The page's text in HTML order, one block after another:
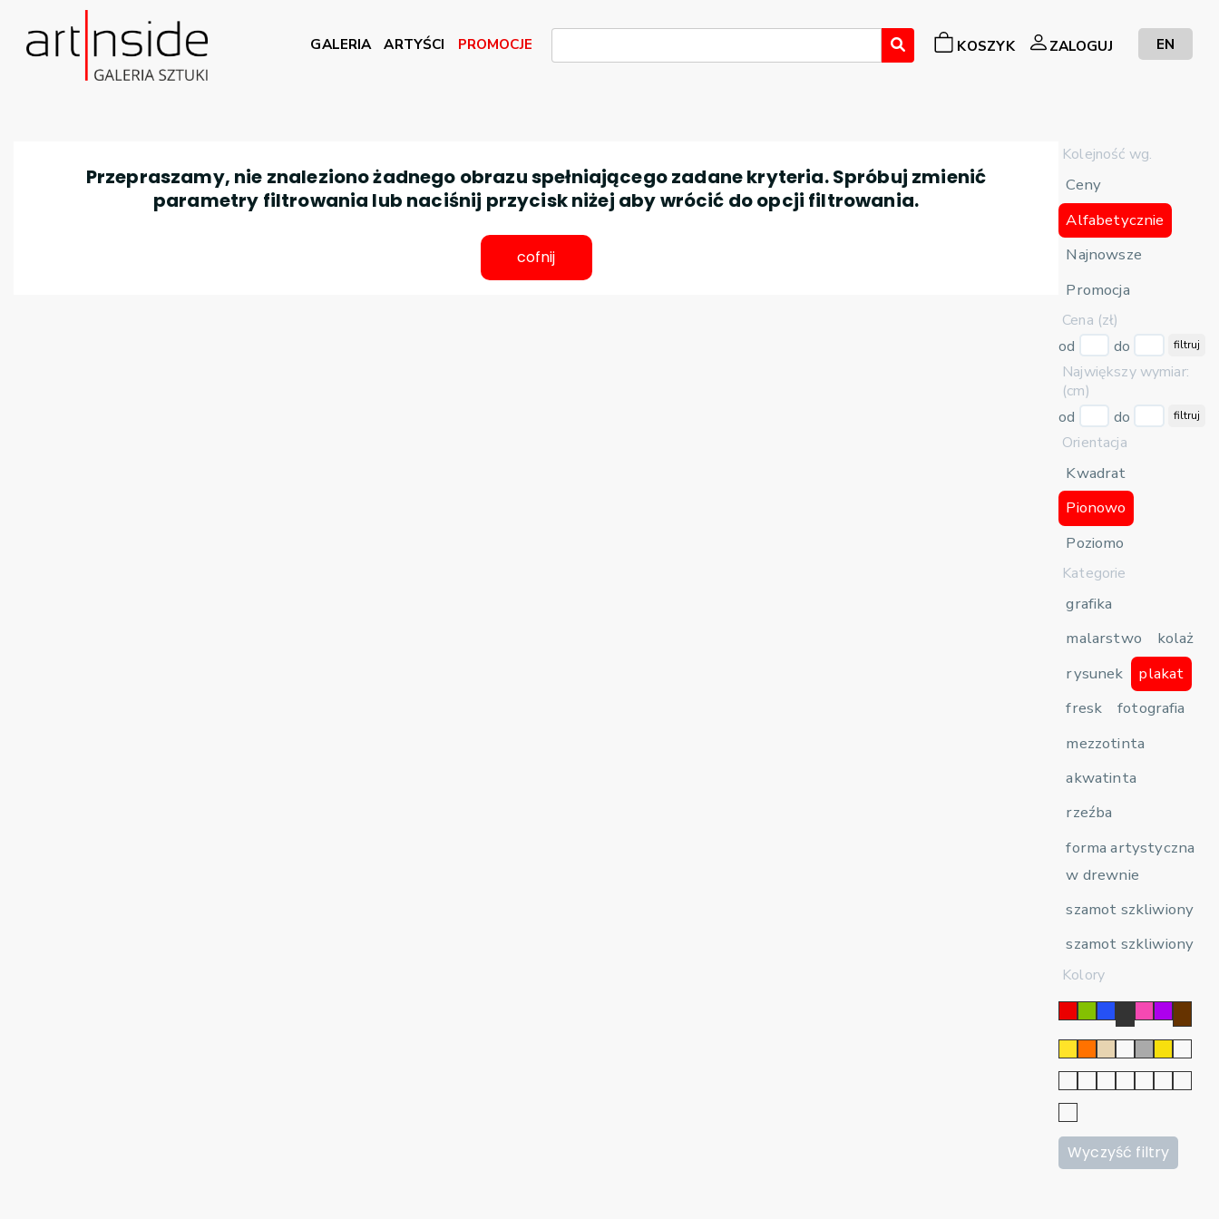
GALERIA ARTYŚCI PROMOCJE KOSZYK ZALOGUJ EN
Kolejność wg.
Ceny
Alfabetycznie
Najnowsze
Promocja
Cena (zł)
od
do filtruj
Największy wymiar:
(cm)
od
do filtruj
Orientacja
Kwadrat
Pionowo
Poziomo
Kategorie
grafika
malarstwo
kolaż
rysunek
plakat
fresk
fotografia
mezzotinta
akwatinta
rzeźba
forma artystyczna
w drewnie
szamot szkliwiony
szamot szkliwiony
Kolory
Wyczyść filtry
Przepraszamy, nie znaleziono żadnego obrazu spełniającego zadane kryteria. Spróbuj zmienić
parametry filtrowania lub naciśnij przycisk niżej aby wrócić do opcji filtrowania.
cofnij